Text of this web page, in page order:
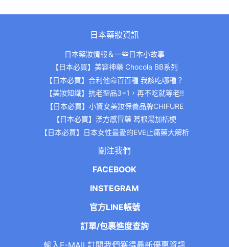
日本藥妝資訊
日本藥妝情報＆一些日本小故事
【日本必買】美容神藥 Chocola BB系列
【日本必買】合利他命百百種 我該吃哪種？
【美妝知識】抗老聖品3+1，再不吃就等老!!
【日本必買】小資女美妝保養品牌CHIFURE
【日本必買】漢方感冒藥 葛根湯加桔梗
【日本必買】日本女性最愛的EVE止痛藥大解析
關注我們
FACEBOOK
INSTEGRAM
官方LINE帳號
訂單/包裹進度查詢